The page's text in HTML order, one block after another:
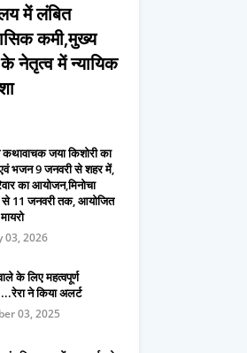
में लंबित
कमी,मुख्य
नेतृत्व में न्यायिक
कथावाचक जया किशोरी का
भजन 9 जनवरी से शहर में,
का आयोजन,मिनोचा
से 11 जनवरी तक, आयोजित
03, 2026
के लिए महत्वपूर्ण
ने किया अलर्ट
03, 2025